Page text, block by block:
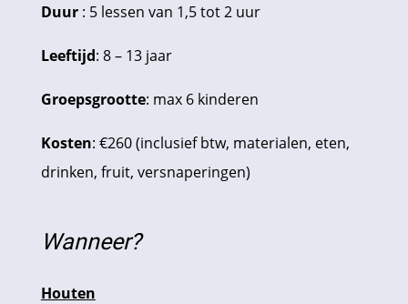
Duur : 5 lessen van 1,5 tot 2 uur
Leeftijd: 8 – 13 jaar
Groepsgrootte: max 6 kinderen
Kosten: €260 (inclusief btw, materialen, eten,
drinken, fruit, versnaperingen)
Wanneer?
Houten